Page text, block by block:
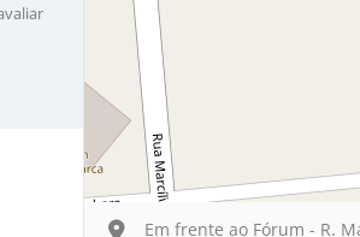
Em frente ao Fórum - R.